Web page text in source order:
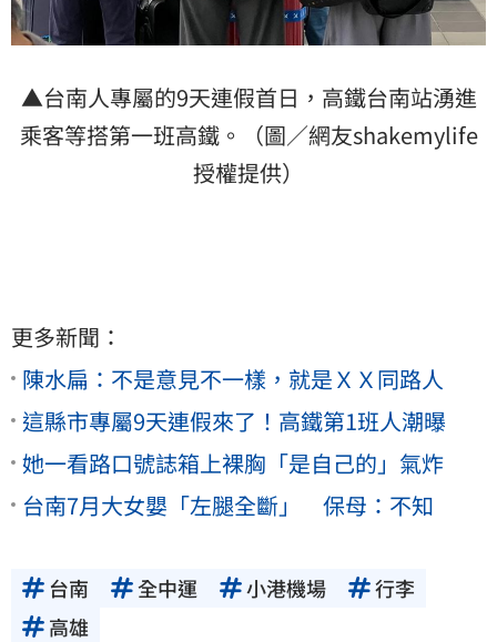
▲台南人專屬的9天連假首日，高鐵台南站湧進
乘客等搭第一班高鐵。（圖／網友shakemylife
授權提供）
更多新聞：
陳水扁：不是意見不一樣，就是ＸＸ同路人
這縣市專屬9天連假來了！高鐵第1班人潮曝
她一看路口號誌箱上裸胸「是自己的」氣炸
台南7月大女嬰「左腿全斷」 保母：不知
台南 全中運 小港機場
行李
高雄